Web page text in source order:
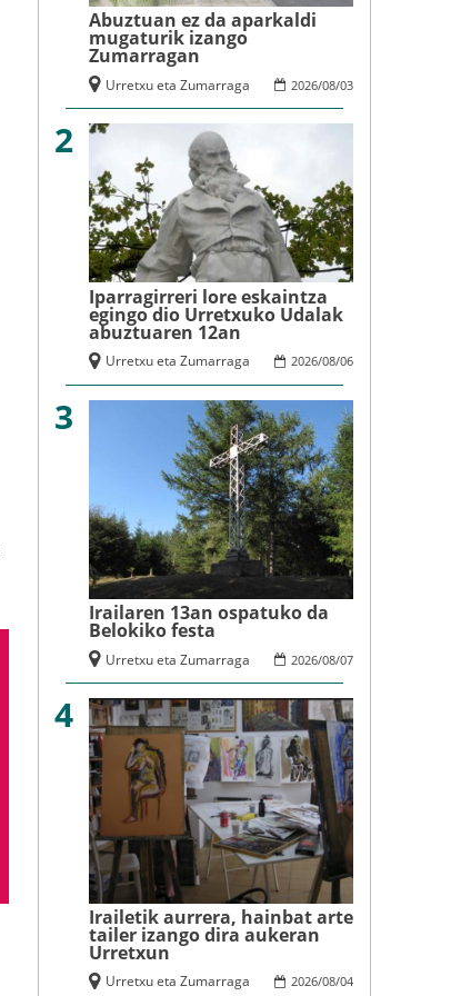
Abuztuan ez da aparkaldi
mugaturik izango
Zumarragan
2026/08/03
Urretxu eta Zumarraga
2
Iparragirreri lore eskaintza
egingo dio Urretxuko Udalak
abuztuaren 12an
2026/08/06
Urretxu eta Zumarraga
3
Irailaren 13an ospatuko da
Belokiko festa
2026/08/07
Urretxu eta Zumarraga
4
Irailetik aurrera, hainbat arte
tailer izango dira aukeran
Urretxun
2026/08/04
Urretxu eta Zumarraga